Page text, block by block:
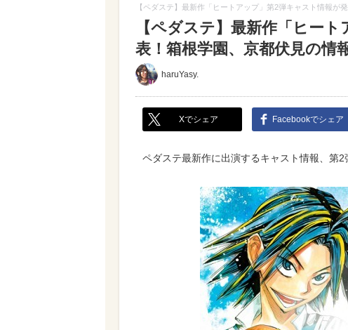
【ペダステ】最新作「ヒートアップ」第2弾キャスト情報が
【ペダステ】最新作「ヒー
表！箱根学園、京都伏見の情
haruYasy.
Xでシェア Facebookでシェア
ペダステ最新作に出演するキャスト情報、第2